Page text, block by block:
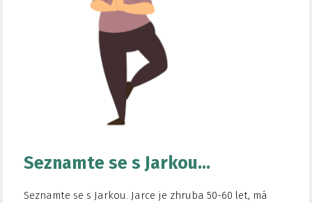
Seznamte se s Jarkou…
Seznamte se s Jarkou. Jarce je zhruba 50-60 let, má